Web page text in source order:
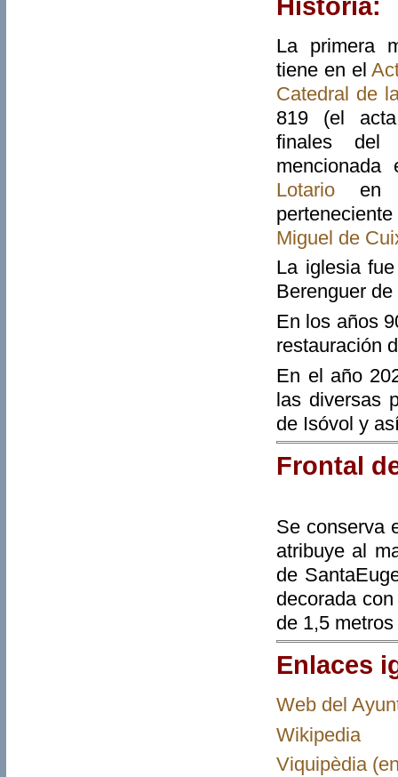
Historia:
La primera
tiene en el
Catedral de
819 (el
finales
Lotario en
Miguel de
La iglesia
Berenguer
En los años
restauración
En el año
las diversas
de Isóvol y
Frontal
Se conserva
atribuye al
de
decorada
de 1,5
Enlaces
Web del
Wikipedia
Viquipèdia